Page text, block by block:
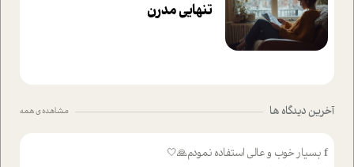
تنهایی مدرن
آخرین دیدگاه ها مشاهده ی همه
f بسیار خوب و عالی استفاده نمودم🙏🤍